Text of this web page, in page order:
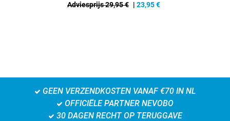
Adviesprijs 29,95 € | 23,95€
GEEN VERZENDKOSTEN VANAF €70 IN NL
OFFICIËLE PARTNER NEVOBO
30 DAGEN RECHT OP TERUGGAVE